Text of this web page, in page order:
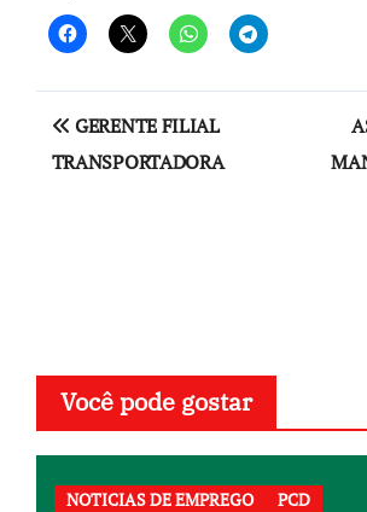
Navegação
de
GERENTE FILIAL
TRANSPORTADORA
Você pode gostar
NOTICIAS DE EMPREGO PCD